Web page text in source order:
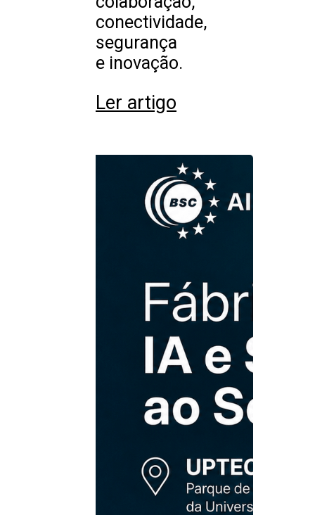
conectividade,
segurança
e inovação.
Ler artigo